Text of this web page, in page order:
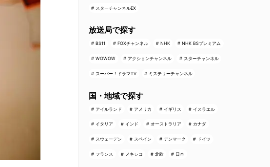
スターチャンネルEX
放送局で探す
BS11 FOXチャンネル NHK NHK BSプレミアム
WOWOW アクションチャンネル スターチャンネル
スーパー！ドラマTV ミステリーチャンネル
国・地域で探す
アイルランド アメリカ イギリス イスラエル
イタリア インド オーストラリア カナダ
スウェーデン スペイン デンマーク ドイツ
フランス メキシコ 北欧 日本